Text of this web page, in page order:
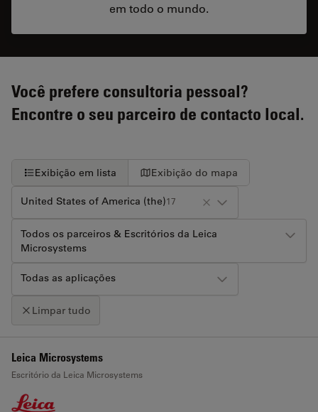
em todo o mundo.
Você prefere consultoria pessoal?
Encontre o seu parceiro de contacto local.
Exibição em lista Exibição do mapa
United States of America (the)17
Todos os parceiros & Escritórios da Leica
Microsystems
Todas as aplicações
Limpar tudo
+
−
Clique no mapa para ativar o zoom de deslocamento
Leica Microsystems
Escritório da Leica Microsystems